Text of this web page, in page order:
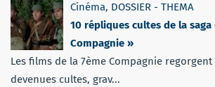
Cinéma, DOSSIER - THEMA
10 répliques cultes de la saga
Compagnie »
Les films de la 7ème Compagnie
devenues cultes, grav...